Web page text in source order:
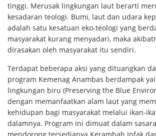
tinggi. Merusak lingkungan laut berarti
kesadaran teologi. Bumi, laut dan udara
adalah satu kesatuan eko-teologi yang
masyarakat kurang menyadari, maka
dirasakan oleh masyarakat itu sendiri.
Terdapat beberapa aksi yang dituangkan
program Kemenag Anambas berdampak
lingkungan biru (Preserving the Blue
dengan memanfaatkan alam laut yang
kehidupan bagi masyarakat melalui ikan-
dalamnya. Program ini dimuat dalam